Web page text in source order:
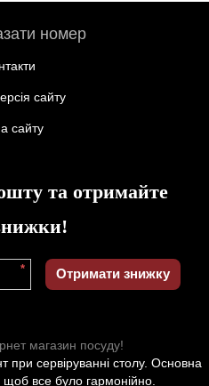
номер
сайту
сайту
та отримайте
* Отримати знижку
магазин посуду!
сервіруванні столу. Основна
все було гармонійно.